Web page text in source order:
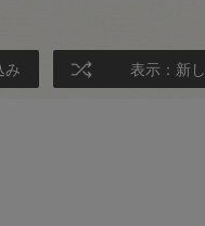
み 表示：新